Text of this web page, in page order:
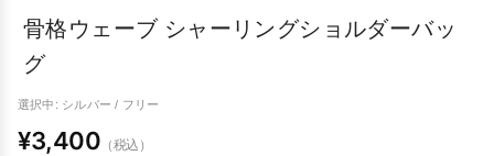
骨格ウェーブ シャーリングショルダーバッ
グ
選択中: シルバー / フリー
¥3,400 （税込）